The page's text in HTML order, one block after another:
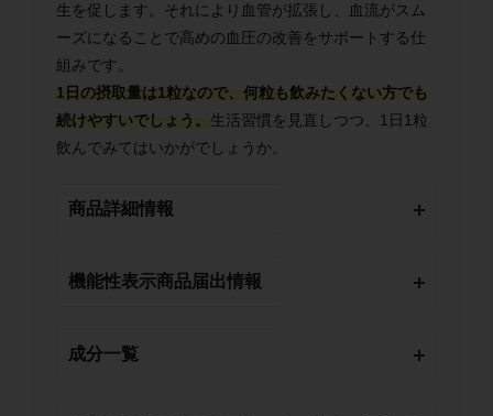
生を促します。それにより血管が拡張し、血流がスム
ーズになることで高めの血圧の改善をサポートする仕
組みです。
1日の摂取量は1粒なので、何粒も飲みたくない方でも
続けやすいでしょう。 生活習慣を見直しつつ、1日1粒
飲んでみてはいかがでしょうか。
商品詳細情報
機能性表示商品届出情報
成分一覧